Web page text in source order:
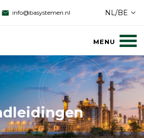
info@basystemen.nl NL/BE